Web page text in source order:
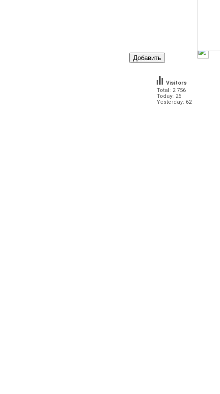
Total: 2 756
Today: 26
Yesterday: 62
Visitors